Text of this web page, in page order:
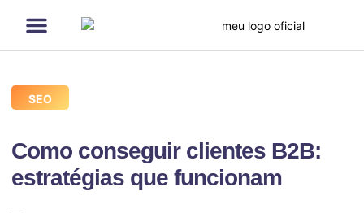
SEO
Como conseguir clientes B2B:
estratégias que funcionam